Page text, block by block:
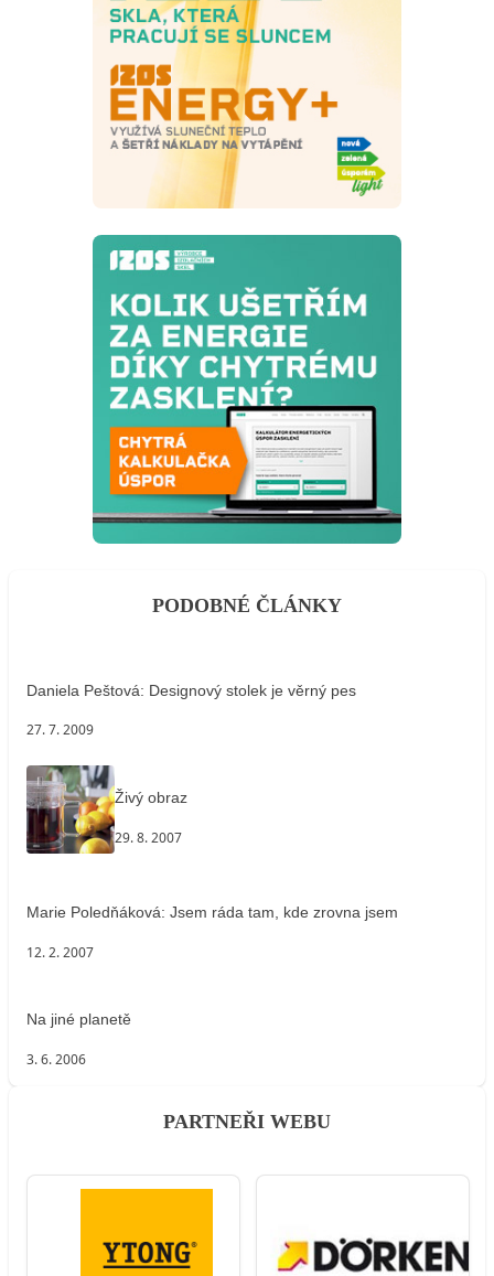
PODOBNÉ ČLÁNKY
Daniela Peštová: Designový stolek je věrný pes
27. 7. 2009
Živý obraz
29. 8. 2007
Marie Poledňáková: Jsem ráda tam, kde zrovna jsem
12. 2. 2007
Na jiné planetě
3. 6. 2006
PARTNEŘI WEBU